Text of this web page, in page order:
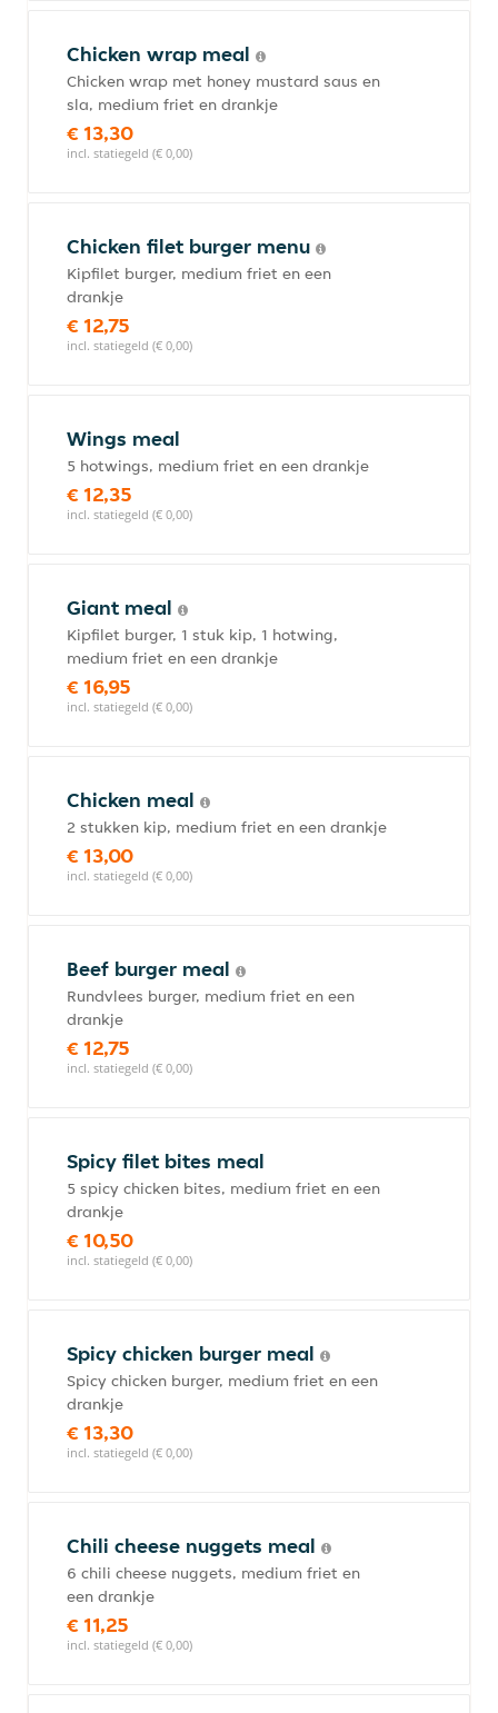
Chicken wrap meal
Chicken wrap met honey mustard saus en
sla, medium friet en drankje
€ 13,30
incl. statiegeld (€ 0,00)
Chicken filet burger menu
Kipfilet burger, medium friet en een
drankje
€ 12,75
incl. statiegeld (€ 0,00)
Wings meal
5 hotwings, medium friet en een drankje
€ 12,35
incl. statiegeld (€ 0,00)
Giant meal
Kipfilet burger, 1 stuk kip, 1 hotwing,
medium friet en een drankje
€ 16,95
incl. statiegeld (€ 0,00)
Chicken meal
2 stukken kip, medium friet en een drankje
€ 13,00
incl. statiegeld (€ 0,00)
Beef burger meal
Rundvlees burger, medium friet en een
drankje
€ 12,75
incl. statiegeld (€ 0,00)
Spicy filet bites meal
5 spicy chicken bites, medium friet en een
drankje
€ 10,50
incl. statiegeld (€ 0,00)
Spicy chicken burger meal
Spicy chicken burger, medium friet en een
drankje
€ 13,30
incl. statiegeld (€ 0,00)
Chili cheese nuggets meal
6 chili cheese nuggets, medium friet en
een drankje
€ 11,25
incl. statiegeld (€ 0,00)